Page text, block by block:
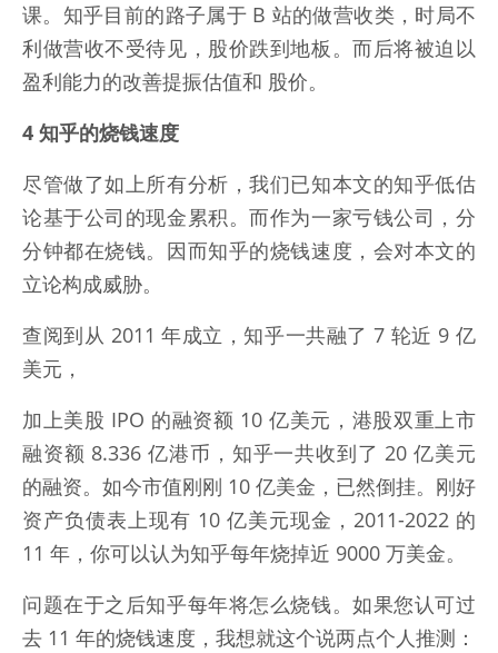
课。知乎目前的路子属于 B 站的做营收类，时局不
利做营收不受待见，股价跌到地板。而后将被迫以
盈利能力的改善提振估值和 股价。
4 知乎的烧钱速度
尽管做了如上所有分析，我们已知本文的知乎低估
论基于公司的现金累积。而作为一家亏钱公司，分
分钟都在烧钱。因而知乎的烧钱速度，会对本文的
立论构成威胁。
查阅到从 2011 年成立，知乎一共融了 7 轮近 9 亿
美元，
加上美股 IPO 的融资额 10 亿美元，港股双重上市
融资额 8.336 亿港币，知乎一共收到了 20 亿美元
的融资。如今市值刚刚 10 亿美金，已然倒挂。刚好
资产负债表上现有 10 亿美元现金，2011-2022 的
11 年，你可以认为知乎每年烧掉近 9000 万美金。
问题在于之后知乎每年将怎么烧钱。如果您认可过
去 11 年的烧钱速度，我想就这个说两点个人推测：